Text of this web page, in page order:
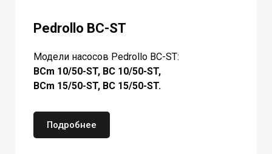
Pedrollo BC-ST
Модели насосов Pedrollo BC-ST:
BCm 10/50-ST, BC 10/50-ST,
BCm 15/50-ST, BC 15/50-ST.
Подробнее